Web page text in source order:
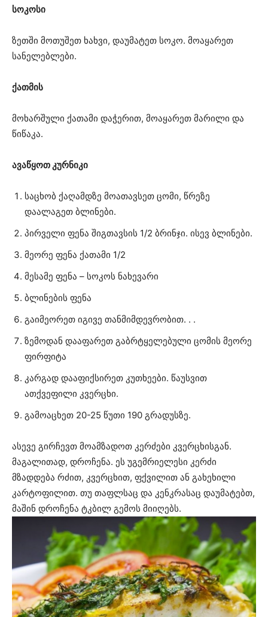
სოკოსი
ზეთში მოთუშეთ ხახვი, დაუმატეთ სოკო. მოაყარეთ
სანელებლები.
ქათმის
მოხარშული ქათამი დაჭერით, მოაყარეთ მარილი და
წიწაკა.
ავაწყოთ კურნიკი
საცხობ ქაღამდზე მოათავსეთ ცომი, წრეზე
დაალაგეთ ბლინები.
პირველი ფენა შიგთავსის 1/2 ბრინჯი. ისევ ბლინები.
მეორე ფენა ქათამი 1/2
მესამე ფენა – სოკოს ნახევარი
ბლინების ფენა
გაიმეორეთ იგივე თანმიმდევრობით. . .
ზემოდან დააფარეთ გაბრტყელებული ცომის მეორე
ფირფიტა
კარგად დააფიქსირეთ კუთხეები. წაუსვით
ათქვეფილი კვერცხი.
გამოაცხეთ 20-25 წუთი 190 გრადუსზე.
ასევე გირჩევთ მოამზადოთ კერძები კვერცხისგან.
მაგალითად, დროჩენა. ეს უგემრიელესი კერძი
მზადდება რძით, კვერცხით, ფქვილით ან გახეხილი
კარტოფილით. თუ თაფლსაც და კენკრასაც დაუმატებთ,
მაშინ დროჩენა ტკბილ გემოს მიიღებს.